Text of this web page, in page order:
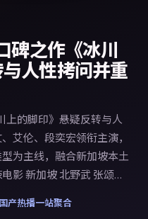
碑之作《冰川
人性拷问并重
上的脚印》悬疑反转与人
艾伦、段奕宏领衔主演，
为主线，融合新加坡本土
影 新加坡 北野武 张颂
片在节奏、摄影与配乐上
产热播一站聚合